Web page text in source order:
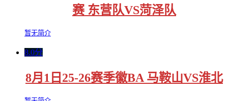
赛 东营队VS菏泽队
暂无简介
8.0分
8月1日25-26赛季徽BA 马鞍山VS淮北